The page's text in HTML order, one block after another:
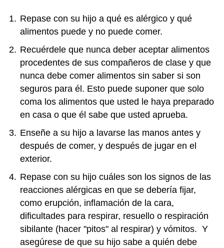
Repase con su hijo a qué es alérgico y qué
alimentos puede y no puede comer.
Recuérdele que nunca deber aceptar alimentos
procedentes de sus compañeros de clase y que
nunca debe comer alimentos sin saber si son
seguros para él. Esto puede suponer que solo
coma los alimentos que usted le haya preparado
en casa o que él sabe que usted aprueba.
Enseñe a su hijo a lavarse las manos antes y
después de comer, y después de jugar en el
exterior.
Repase con su hijo cuáles son los signos de las
reacciones alérgicas en que se debería fijar,
como erupción, inflamación de la cara,
dificultades para respirar, resuello o respiración
sibilante (hacer "pitos" al respirar) y vómitos. Y
asegúrese de que su hijo sabe a quién debe